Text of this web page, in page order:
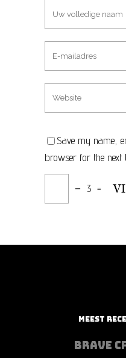
Save my name,
browser for the next
− 3 =
MEEST
BRAVE